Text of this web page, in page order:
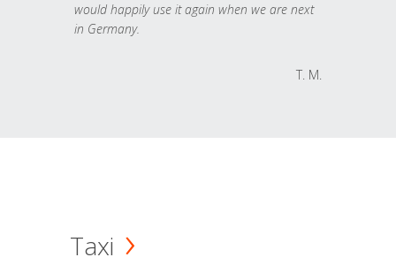
would happily use it again when we are next
in Germany.
T. M.
Taxi